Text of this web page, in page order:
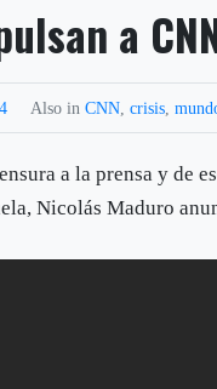
a
Also inCNN ,crisis ,
a la prensa y de
Nicolás Maduro